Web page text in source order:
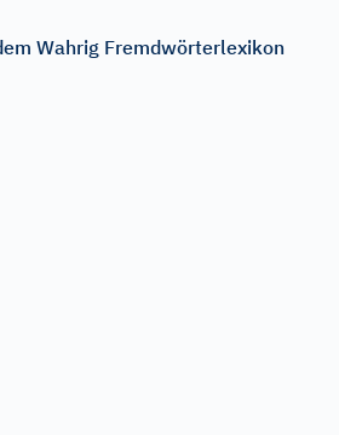
Wahrig Fremdwörterlexikon